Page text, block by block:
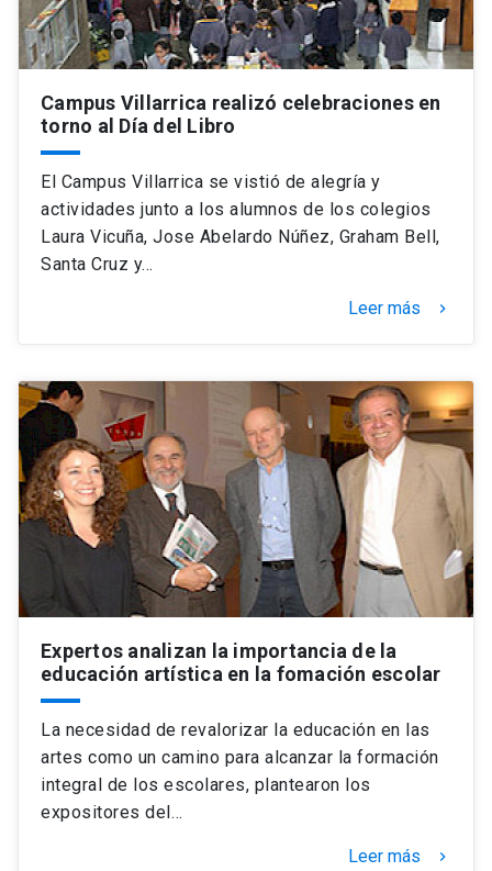
Campus Villarrica realizó celebraciones en
torno al Día del Libro
El Campus Villarrica se vistió de alegría y
actividades junto a los alumnos de los colegios
Laura Vicuña, Jose Abelardo Núñez, Graham Bell,
Santa Cruz y…
Leer más keyboard_arrow_right
Expertos analizan la importancia de la
educación artística en la fomación escolar
La necesidad de revalorizar la educación en las
artes como un camino para alcanzar la formación
integral de los escolares, plantearon los
expositores del…
Leer más keyboard_arrow_right